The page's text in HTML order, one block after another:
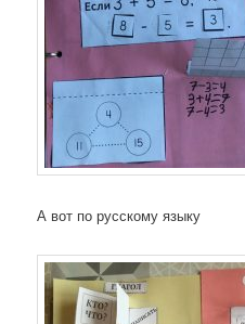
А вот по русскому языку